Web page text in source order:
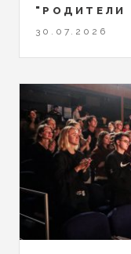
"РОДИТЕЛИ
30.07.2026